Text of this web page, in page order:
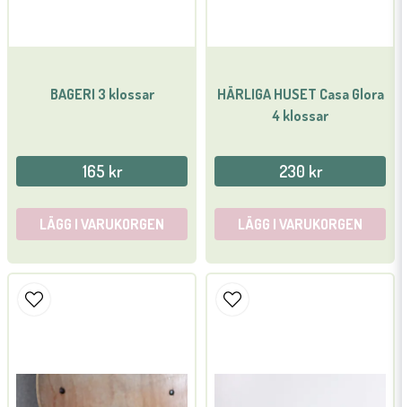
BAGERI 3 klossar
165 kr
LÄGG I VARUKORGEN
HÄRLIGA HUSET Casa Glora
4 klossar
230 kr
LÄGG I VARUKORGEN